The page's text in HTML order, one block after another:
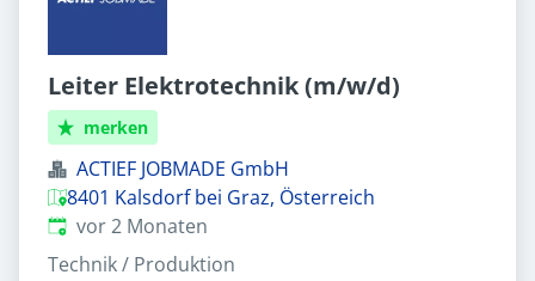
Leiter Elektrotechnik (m/w/d)
merken
ACTIEF JOBMADE GmbH
8401 Kalsdorf bei Graz, Österreich
Veröffentlicht:
vor 2 Monaten
Technik / Produktion